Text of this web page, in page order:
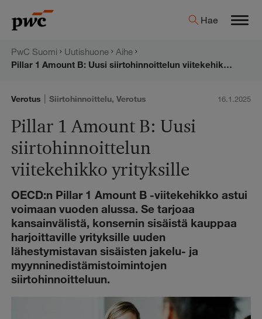
sisältöön
PwC:n
Hae
PwC Suomi Uutishuone
Aihe
Pillar 1 Amount B: Uusi siirtohinnoittelun viitekehikko yrityksille
Verotus | Siirtohinnoittelu,Verotus 16.1.2025
Pillar 1 Amount B: Uusi
siirtohinnoittelun
viitekehikko yrityksille
OECD:n Pillar 1 Amount B -viitekehikko astui
voimaan vuoden alussa. Se tarjoaa
kansainvälistä, konsernin sisäistä kauppaa
harjoittaville yrityksille uuden
lähestymistavan sisäisten jakelu- ja
myynninedistämistoimintojen
siirtohinnoitteluun.